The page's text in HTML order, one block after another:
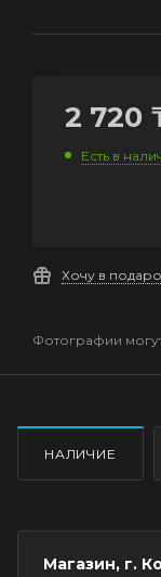
2 720
Есть в
Хочу в
Фотографии
НАЛИЧИЕ
Магазин, г.